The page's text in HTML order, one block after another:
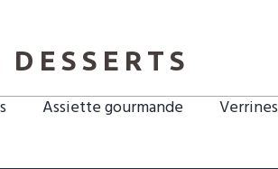
DESSERTS
Assiette gourmande Verrines